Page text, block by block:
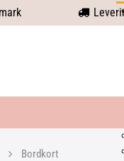
Bordkort